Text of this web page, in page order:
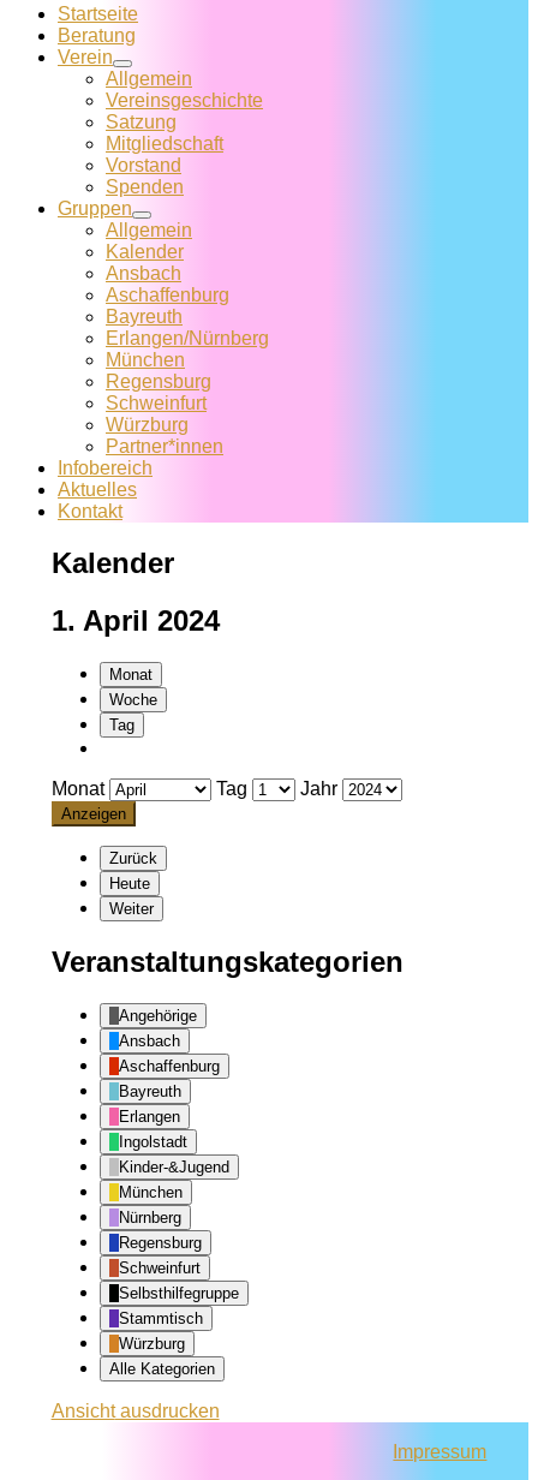
Startseite
Beratung
Verein
Allgemein
Vereins­geschichte
Satzung
Mitglied­schaft
Vorstand
Spenden
Gruppen
Allgemein
Kalender
Ansbach
Aschaffenburg
Bayreuth
Erlangen/Nürnberg
München
Regensburg
Schweinfurt
Würzburg
Partner*innen
Infobereich
Aktuelles
Kontakt
Kalender
1. April 2024
Monat
Woche
Tag
Monat Tag Jahr
Zurück
Heute
Weiter
Veranstaltungskategorien
Angehörige
Ansbach
Aschaffenburg
Bayreuth
Erlangen
Ingolstadt
Kinder-&Jugend
München
Nürnberg
Regensburg
Schweinfurt
Selbsthilfegruppe
Stammtisch
Würzburg
Alle Kategorien
Ansichtausdrucken
Impressum